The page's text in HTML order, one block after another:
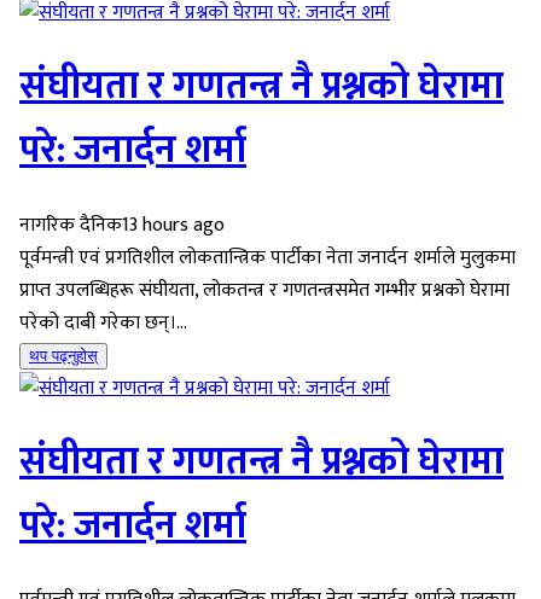
संघीयता र गणतन्त्र नै प्रश्नको घेरामा
परे: जनार्दन शर्मा
नागरिक दैनिक13 hours ago
पूर्वमन्त्री एवं प्रगतिशील लोकतान्त्रिक पार्टीका नेता जनार्दन शर्माले मुलुकमा
प्राप्त उपलब्धिहरू संघीयता, लोकतन्त्र र गणतन्त्रसमेत गम्भीर प्रश्नको घेरामा
परेको दाबी गरेका छन्।...
थप पढ्नुहोस्
संघीयता र गणतन्त्र नै प्रश्नको घेरामा
परे: जनार्दन शर्मा